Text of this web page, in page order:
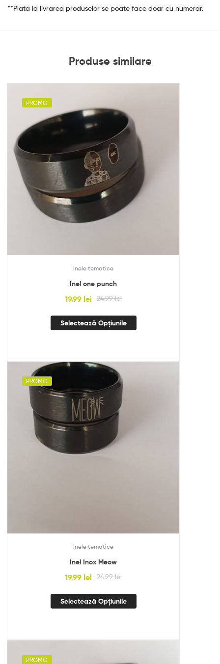
**Plata la livrarea produselor se poate face doar cu numerar.
Produse similare
PROMO
Inele tematice
Inel one punch
24.99lei
19.99 lei
Selectează Opțiunile
PROMO
Inele tematice
Inel Inox Meow
24.99lei
19.99 lei
Selectează Opțiunile
PROMO